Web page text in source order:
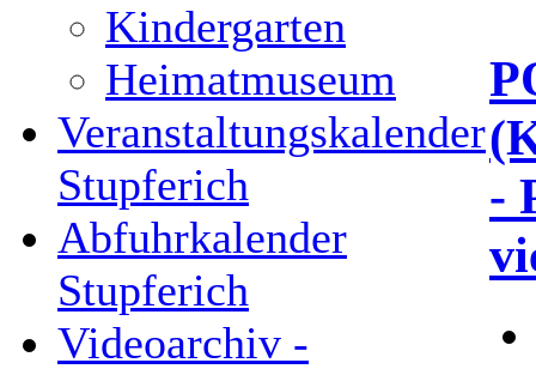
Kindergarten
Heimatmuseum
Veranstaltungskalender
Stupferich
Abfuhrkalender
Stupferich
Videoarchiv -
-